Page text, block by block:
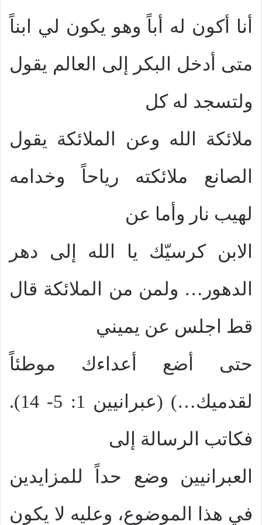
أنا أكون له أباً وهو يكون لي ابناً
متى أدخل البكر إلى العالم يقول
ولتسجد له كل
ملائكة الله وعن الملائكة يقول
الصانع ملائكته رياحاً وخدامه
لهيب نار وأما عن
الابن كرسيّك يا الله إلى دهر
الدهور… ولمن من الملائكة قال
قط اجلس عن يميني
حتى أضع أعداءك موطئاً
لقدميك…) (عبرانيين 1: 5- 14).
فكاتب الرسالة إلى
العبرانيين وضع حداً للمزايدين
في هذا الموضوع، وعليه لا يكون